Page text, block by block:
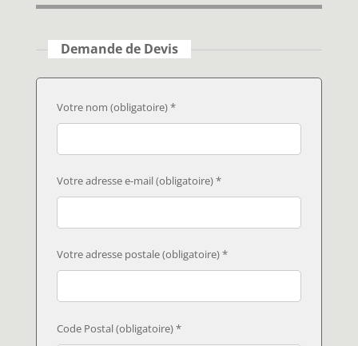
Demande de Devis
Votre nom (obligatoire) *
Votre adresse e-mail (obligatoire) *
Votre adresse postale (obligatoire) *
Code Postal (obligatoire) *